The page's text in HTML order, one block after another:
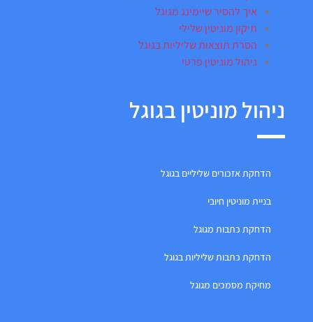
איך להסיר שיימינג מגוגל
תיקון מוניטין שלילי
הסרת תוצאות שליליות בגוגל
ניהול מוניטין פרטי
ניהול מוניטין בגוגל
הדחקת אזכורים שליליים בגוגל
בניית מוניטין חיובי
הדחקת כתבות מגוגל
הדחקת כתבות שליליות בגוגל
מחיקת מסמכים מגוגל